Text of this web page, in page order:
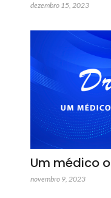
dezembro 15, 2023
Um médico
novembro 9, 2023